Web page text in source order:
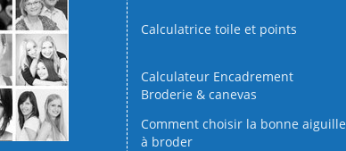
Calculatrice toile et points
Calculateur Encadrement
Broderie & canevas
Comment choisir la bonne aiguille
à broder